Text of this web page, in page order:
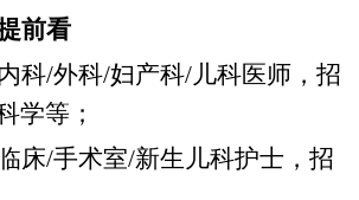
前看
科/外科/妇产科/儿科医师，招
学等；
床/手术室/新生儿科护士，招